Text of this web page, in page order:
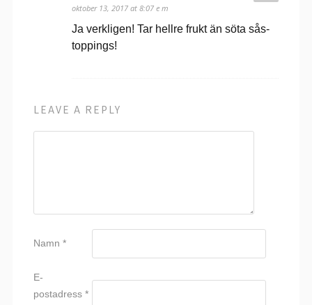
oktober 13, 2017 at 8:07 e m
Ja verkligen! Tar hellre frukt än söta sås-
toppings!
LEAVE A REPLY
Namn *
E-
postadress *